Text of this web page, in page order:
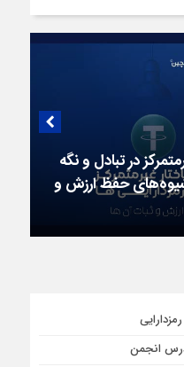
در تبادل و نگه
شیوه‌‍‌های حفظ ارزش و
انجمن